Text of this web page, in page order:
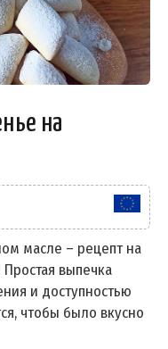
на
масле – рецепт на
выпечка
и доступностью
чтобы было вкусно